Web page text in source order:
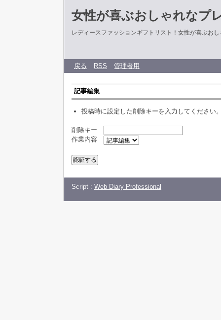
女性が喜ぶおしゃれなプ
レディースファッションギフトリスト！女性が喜ぶお
戻る RSS 管理者用
記事編集
投稿時に設定した削除キーを入力してください
削除キー
作業内容
Script : Web Diary Professional